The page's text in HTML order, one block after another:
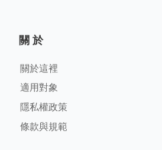
關於
關於這裡
適用對象
隱私權政策
條款與規範